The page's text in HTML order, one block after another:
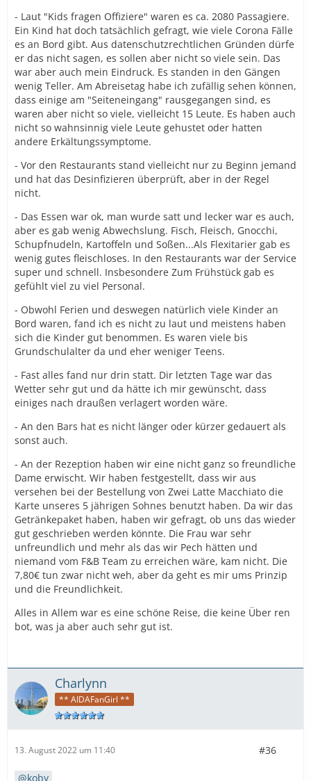
- Laut "Kids fragen Offiziere" waren es ca. 2080 Passagiere.
Ein Kind hat doch tatsächlich gefragt, wie viele Corona Fälle
es an Bord gibt. Aus datenschutzrechtlichen Gründen dürfe
er das nicht sagen, es sollen aber nicht so viele sein. Das
war aber auch mein Eindruck. Es standen in den Gängen
wenig Teller. Am Abreisetag habe ich zufällig sehen können,
dass einige am "Seiteneingang" rausgegangen sind, es
waren aber nicht so viele, vielleicht 15 Leute. Es haben auch
nicht so wahnsinnig viele Leute gehustet oder hatten
andere Erkältungssymptome.
- Vor den Restaurants stand vielleicht nur zu Beginn jemand
und hat das Desinfizieren überprüft, aber in der Regel
nicht.
- Das Essen war ok, man wurde satt und lecker war es auch,
aber es gab wenig Abwechslung. Fisch, Fleisch, Gnocchi,
Schupfnudeln, Kartoffeln und Soßen...Als Flexitarier gab es
wenig gutes fleischloses. In den Restaurants war der Service
super und schnell. Insbesondere Zum Frühstück gab es
gefühlt viel zu viel Personal.
- Obwohl Ferien und deswegen natürlich viele Kinder an
Bord waren, fand ich es nicht zu laut und meistens haben
sich die Kinder gut benommen. Es waren viele bis
Grundschulalter da und eher weniger Teens.
- Fast alles fand nur drin statt. Dir letzten Tage war das
Wetter sehr gut und da hätte ich mir gewünscht, dass
einiges nach draußen verlagert worden wäre.
- An den Bars hat es nicht länger oder kürzer gedauert als
sonst auch.
- An der Rezeption haben wir eine nicht ganz so freundliche
Dame erwischt. Wir haben festgestellt, dass wir aus
versehen bei der Bestellung von Zwei Latte Macchiato die
Karte unseres 5 jährigen Sohnes benutzt haben. Da wir das
Getränkepaket haben, haben wir gefragt, ob uns das wieder
gut geschrieben werden könnte. Die Frau war sehr
unfreundlich und mehr als das wir Pech hätten und
niemand vom F&B Team zu erreichen wäre, kam nicht. Die
7,80€ tun zwar nicht weh, aber da geht es mir ums Prinzip
und die Freundlichkeit.
Alles in Allem war es eine schöne Reise, die keine Über ren
bot, was ja aber auch sehr gut ist.
Charlynn
** AIDAFanGirl **
13. August 2022 um 11:40 #36
koby